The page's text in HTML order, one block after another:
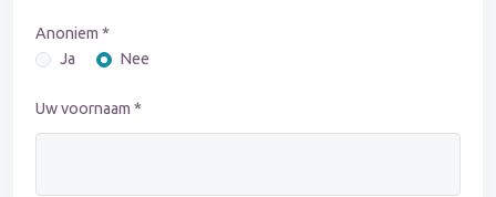
Anoniem *
Ja
Nee
Uw voornaam *